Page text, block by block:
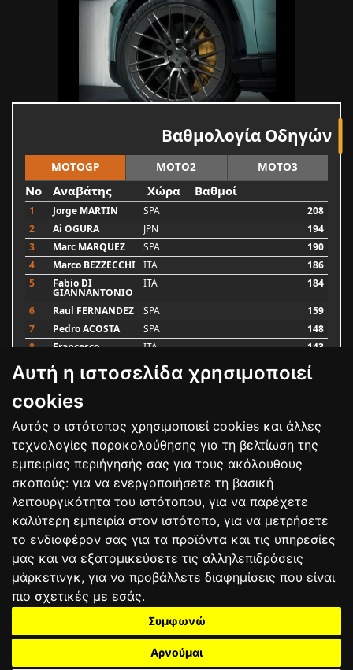
Αυτή η ιστοσελίδα χρησιμοποιεί
cookies
Αυτός ο ιστότοπος χρησιμοποιεί cookies και άλλες
τεχνολογίες παρακολούθησης για τη βελτίωση της
εμπειρίας περιήγησής σας για τους ακόλουθους
σκοπούς: για να ενεργοποιήσετε τη βασική
λειτουργικότητα του ιστότοπου, για να παρέχετε
καλύτερη εμπειρία στον ιστότοπο, για να μετρήσετε
το ενδιαφέρον σας για τα προϊόντα και τις υπηρεσίες
μας και να εξατομικεύσετε τις αλληλεπιδράσεις
μάρκετινγκ, για να προβάλλετε διαφημίσεις που είναι
πιο σχετικές με εσάς.
Συμφωνώ
Αρνούμαι
Βαθμολογία Οδηγών
MOTOGP MOTO2 MOTO3
No Αναβάτης Χώρα Βαθμοί
1 Jorge MARTIN SPA
208
2
Ai OGURA JPN
194
3
Marc MARQUEZ SPA
190
4
Marco BEZZECCHI ITA
186
5
Fabio DI
GIANNANTONIO
ITA 184
6 Raul FERNANDEZ SPA
159
7
Pedro ACOSTA SPA
148
8
Francesco ITA 143
9 Alex MARQUEZ SPA
Luca MARINI
Bαθμολογία
ΟΡΟΙ ΧΡΗΣΗΣΠΟΛΙΤΙΚΗ ΠΡΟΣΤΑΣΙΑΣ
ΑΓΩΝΕΣΑΠΟΤΕΛΕΣΜΑΤΑΑΓΟΡΑ